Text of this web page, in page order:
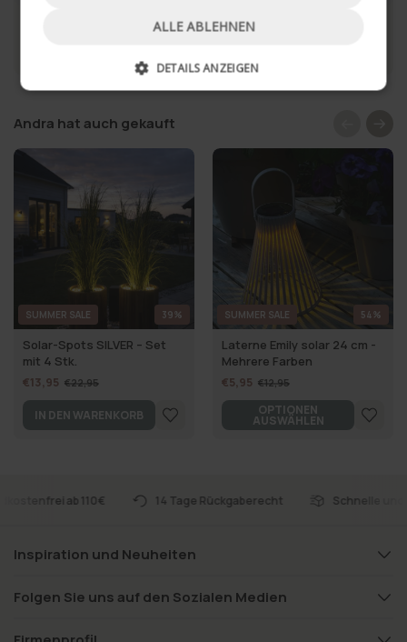
Andra hat auch gekauft
SUMMER SALE 39%
Solar-Spots SILVER – Set
mit 4 Stk.
€13,95 €22,95
IN DEN WARENKORB
SUMMER SALE 54%
Laterne Emily solar 24 cm -
Mehrere Farben
€5,95 €12,95
OPTIONEN
AUSWÄHLEN
ab 110€ 14 Tage Rückgaberecht Schnelle
Inspiration und Neuheiten
Folgen Sie uns auf den Sozialen Medien
ALLE ABLEHNEN
DETAILS ANZEIGEN